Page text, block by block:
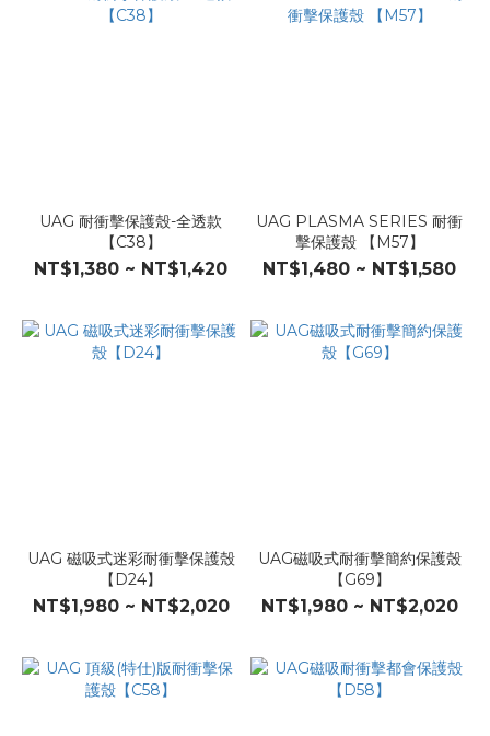
UAG 耐衝擊保護殼-全透款
【C38】
NT$1,380 ~ NT$1,420
UAG PLASMA SERIES 耐衝
擊保護殼 【M57】
NT$1,480 ~ NT$1,580
UAG 磁吸式迷彩耐衝擊保護殼
【D24】
NT$1,980 ~ NT$2,020
UAG磁吸式耐衝擊簡約保護殼
【G69】
NT$1,980 ~ NT$2,020